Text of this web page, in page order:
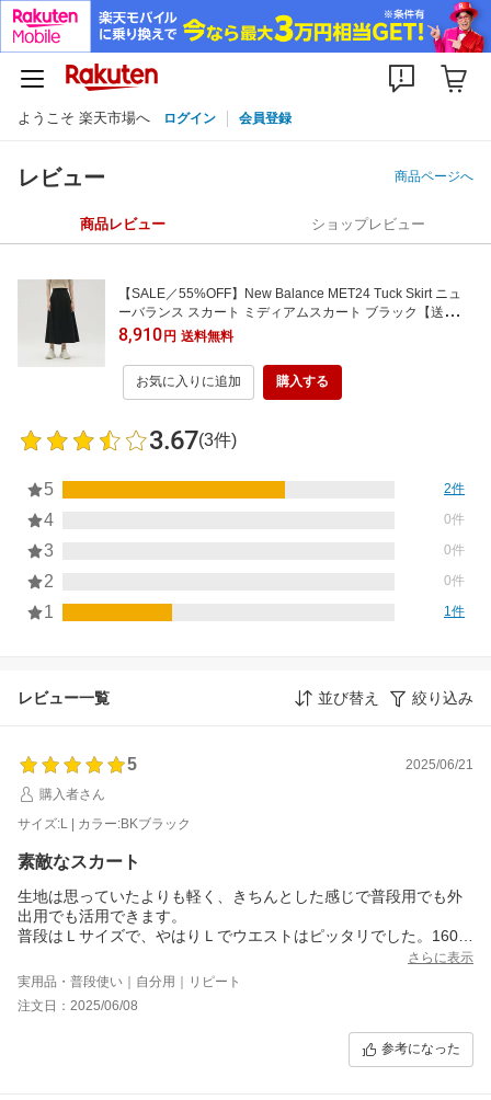
ようこそ 楽天市場へ ログイン 会員登録
レビュー 商品ページへ
商品レビュー ショップレビュー
【SALE／55%OFF】New Balance MET24 Tuck Skirt ニュ
ーバランス スカート ミディアムスカート ブラック【送料無
料】
8,910円 送料無料
お気に入りに追加 購入する
3.67(3件)
5 2件
4 0件
3 0件
2 0件
1 1件
レビュー一覧 並び替え 絞り込み
5
2025/06/21
購入者さん
サイズ:L | カラー:BKブラック
素敵なスカート
生地は思っていたよりも軽く、きちんとした感じで普段用でも外
出用でも活用できます。
普段はＬサイズで、やはりＬでウエストはピッタリでした。160c
セールで購入できてラッキーでした。
さらに表示
実用品・普段使い｜自分用｜リピート
注文日：2025/06/08
参考になった